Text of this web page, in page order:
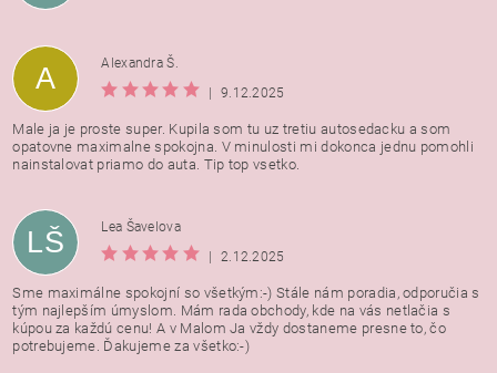
A
Alexandra Š.
|
9.12.2025
Male ja je proste super. Kupila som tu uz tretiu autosedacku a som
opatovne maximalne spokojna. V minulosti mi dokonca jednu pomohli
nainstalovat priamo do auta. Tip top vsetko.
LŠ
Lea Šavelova
|
2.12.2025
Sme maximálne spokojní so všetkým:-) Stále nám poradia, odporučia s
tým najlepším úmyslom. Mám rada obchody, kde na vás netlačia s
kúpou za každú cenu! A v Malom Ja vždy dostaneme presne to, čo
potrebujeme. Ďakujeme za všetko:-)